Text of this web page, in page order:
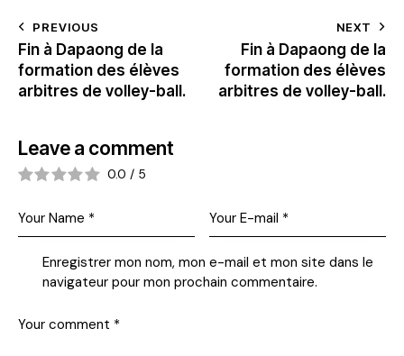
PREVIOUS
Fin à Dapaong de la
formation des élèves
arbitres de volley-ball.
NEXT
Fin à Dapaong de la
formation des élèves
arbitres de volley-ball.
Leave a comment
0.0 / 5
Enregistrer mon nom, mon e-mail et mon site dans le
navigateur pour mon prochain commentaire.